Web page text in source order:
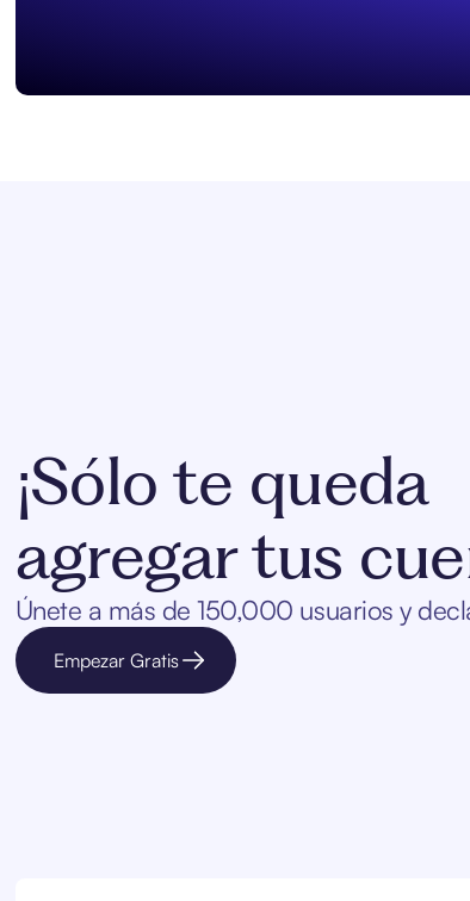
¡Sólo te queda
agregar tus
Únete a más de 150,000 usuarios y
Empezar Gratis